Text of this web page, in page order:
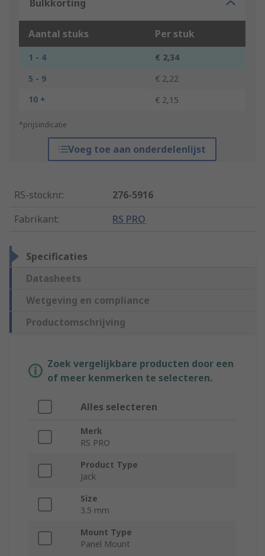
Bulkkorting
Aantal stuks Per stuk
1 - 4
€ 2,34
5 - 9
€ 2,22
10 +
€ 2,15
*prijsindicatie
Voeg toe aan onderdelenlijst
RS-stocknr.:
276-5916
Fabrikant: RS PRO
Specificaties
Datasheets
Wetgeving en compliance
Productomschrijving
Zoek vergelijkbare producten door een
of meer kenmerken te selecteren.
Alles selecteren
Merk
RS PRO
Product Type
Jack
Size
3.5 mm
Mount Type
Panel Mount